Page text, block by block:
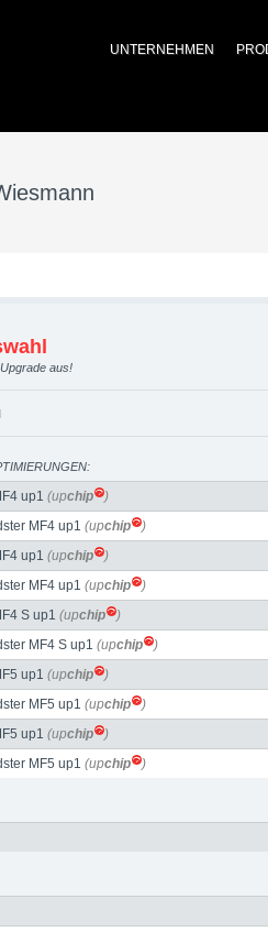
UNTERNEHMEN
aus!
up1 (upchip )
MF4 up1 (upchip )
up1 (upchip )
MF4 up1 (upchip )
S up1 (upchip )
MF4 S up1 (upchip )
up1 (upchip )
MF5 up1 (upchip )
up1 (upchip )
MF5 up1 (upchip )